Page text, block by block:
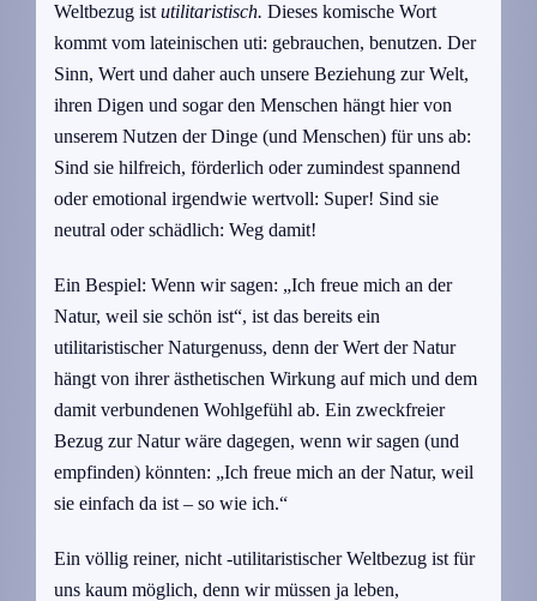
Weltbezug ist utilitaristisch. Dieses komische Wort
kommt vom lateinischen uti: gebrauchen, benutzen. Der
Sinn, Wert und daher auch unsere Beziehung zur Welt,
ihren Digen und sogar den Menschen hängt hier von
unserem Nutzen der Dinge (und Menschen) für uns ab:
Sind sie hilfreich, förderlich oder zumindest spannend
oder emotional irgendwie wertvoll: Super! Sind sie
neutral oder schädlich: Weg damit!
Ein Bespiel: Wenn wir sagen: „Ich freue mich an der
Natur, weil sie schön ist“, ist das bereits ein
utilitaristischer Naturgenuss, denn der Wert der Natur
hängt von ihrer ästhetischen Wirkung auf mich und dem
damit verbundenen Wohlgefühl ab. Ein zweckfreier
Bezug zur Natur wäre dagegen, wenn wir sagen (und
empfinden) könnten: „Ich freue mich an der Natur, weil
sie einfach da ist – so wie ich.“
Ein völlig reiner, nicht -utilitaristischer Weltbezug ist für
uns kaum möglich, denn wir müssen ja leben,